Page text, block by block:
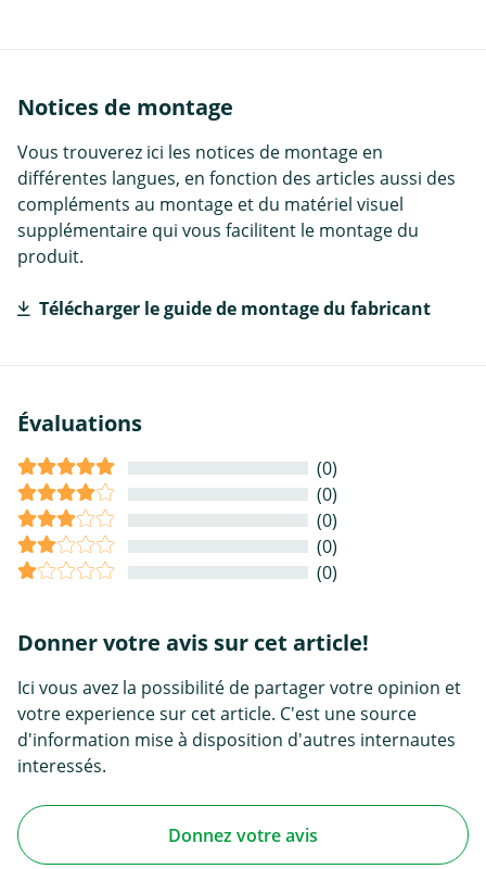
Notices de montage
Vous trouverez ici les notices de montage en
différentes langues, en fonction des articles aussi des
compléments au montage et du matériel visuel
supplémentaire qui vous facilitent le montage du
produit.
Télécharger le guide de montage du fabricant
Évaluations
(0)
(0)
(0)
(0)
(0)
Donner votre avis sur cet article!
Ici vous avez la possibilité de partager votre opinion et
votre experience sur cet article. C'est une source
d'information mise à disposition d'autres internautes
interessés.
Donnez votre avis